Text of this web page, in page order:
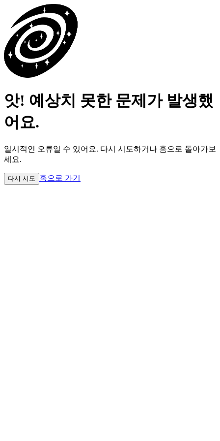
앗! 예상치 못한 문제가 발생했
어요.
일시적인 오류일 수 있어요. 다시 시도하거나 홈으로 돌아가보
세요.
다시 시도 홈으로 가기